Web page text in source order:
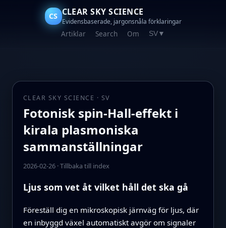
CS CLEAR SKY SCIENCE
Evidensbaserade, jargonsnåla förklaringar
Artiklar Search Om SV ▼
CLEAR SKY SCIENCE · SV
Fotonisk spin‑Hall‑effekt i
kirala plasmoniska
sammanställningar
2026-02-26·Tillbaka till index
Ljus som vet åt vilket håll det ska gå
Föreställ dig en mikroskopisk järnväg för ljus, där
en inbyggd växel automatiskt avgör om signaler